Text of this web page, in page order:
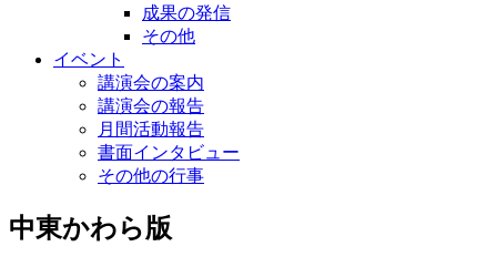
成果の発信
その他
イベント
講演会の案内
講演会の報告
月間活動報告
書面インタビュー
その他の行事
中東かわら版